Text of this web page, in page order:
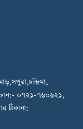
ফোন:- ০৭২১-৭৬০৬২১,
ঠিকানা: